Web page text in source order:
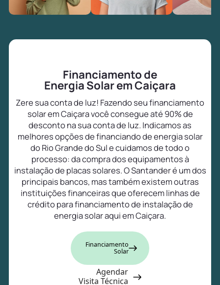
Financiamento de
Energia Solar em Caiçara
Zere sua conta de luz! Fazendo seu financiamento
solar em Caiçara você consegue até 90% de
desconto na sua conta de luz. Indicamos as
melhores opções de financiando de energia solar
do Rio Grande do Sul e cuidamos de todo o
processo: da compra dos equipamentos à
instalação de placas solares. O Santander é um dos
principais bancos, mas também existem outras
instituições financeiras que oferecem linhas de
crédito para financiamento de instalação de
energia solar aqui em Caiçara.
Financiamento
Solar
Agendar
Visita Técnica